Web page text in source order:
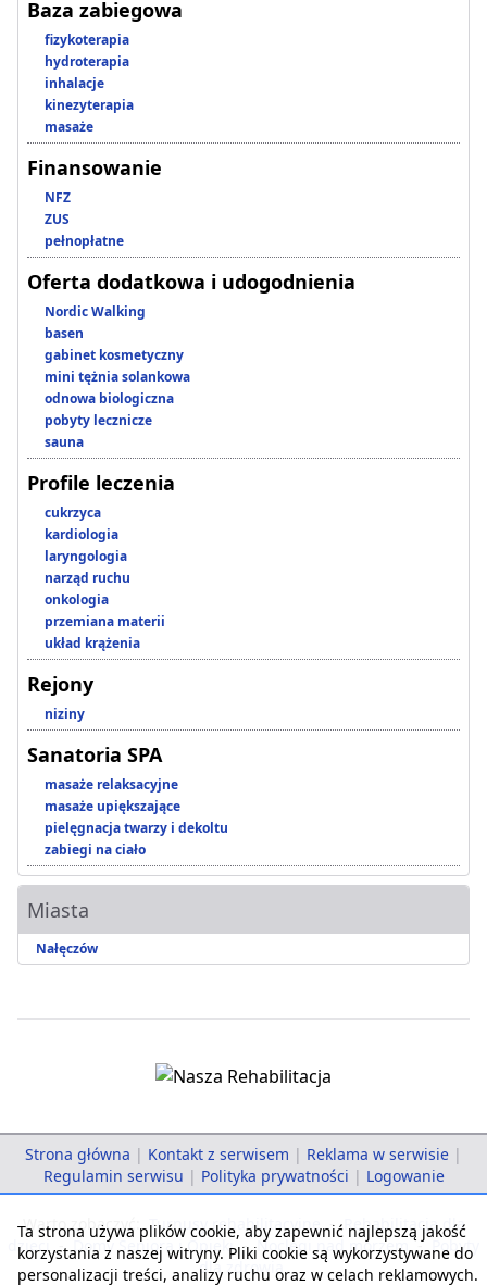
Baza zabiegowa
fizykoterapia
hydroterapia
inhalacje
kinezyterapia
masaże
Finansowanie
NFZ
ZUS
pełnopłatne
Oferta dodatkowa i udogodnienia
Nordic Walking
basen
gabinet kosmetyczny
mini tężnia solankowa
odnowa biologiczna
pobyty lecznicze
sauna
Profile leczenia
cukrzyca
kardiologia
laryngologia
narząd ruchu
onkologia
przemiana materii
układ krążenia
Rejony
niziny
Sanatoria SPA
masaże relaksacyjne
masaże upiększające
pielęgnacja twarzy i dekoltu
zabiegi na ciało
Miasta
Nałęczów
Strona główna | Kontakt z serwisem | Reklama w serwisie |
Regulamin serwisu | Polityka prywatności | Logowanie
Warto zobaczyć: Turnusy rehabilitacyjne - Rehabilitacja dla
dzieci - Domy Seniora i Opieki - Noclegi nad morzem - Pobyty
dla zdrowia
Ta strona używa plików cookie, aby zapewnić najlepszą jakość
korzystania z naszej witryny. Pliki cookie są wykorzystywane do
personalizacji treści, analizy ruchu oraz w celach reklamowych.